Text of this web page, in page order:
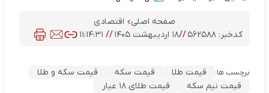
صفحه اصلی
اقتصادی
کدخبر: ۵۶۲۵۸۸ //۱۸ اردیبهشت ۱۴۰۵ // ۱۱:۱۴:۳۱
برچسب ها: قیمت طلا قیمت سکه
قیمت سکه و طلا
قیمت نیم سکه
قیمت طلای ۱۸ عیار